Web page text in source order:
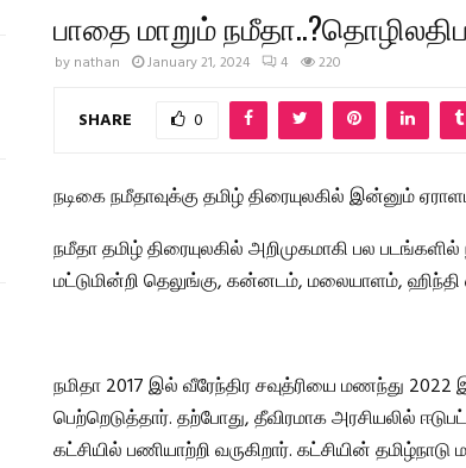
பாதை மாறும்
by nathan January 21, 2024 4 220
SHARE 0
நடிகை நமீதாவுக்கு தமிழ் திரையுலகில் இன்னும்
நமீதா தமிழ் திரையுலகில் அறிமுகமாகி பல
மட்டுமின்றி தெலுங்கு, கன்னடம், மலையாளம்,
நமிதா 2017 இல் வீரேந்திர சவுத்ரியை மணந்து
பெற்றெடுத்தார். தற்போது, ​​தீவிரமாக அரசியலில்
கட்சியில் பணியாற்றி வருகிறார். கட்சியின் தமிழ்நாடு